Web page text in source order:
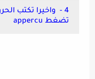
4 - واخيرا تكتب
تضغط appercu